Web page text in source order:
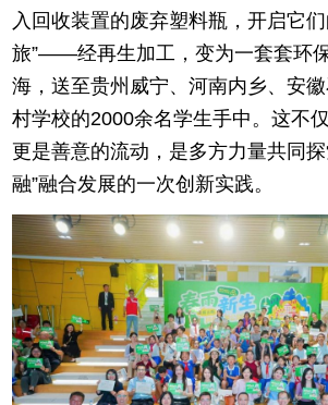
入回收装置的废弃塑料瓶，开启它们
旅”——经再生加工，变为一套套环
海，送至贵州威宁、河南内乡、安
村学校的2000余名学生手中。这不
更是善意的流动，是多方力量共同
融”融合发展的一次创新实践。